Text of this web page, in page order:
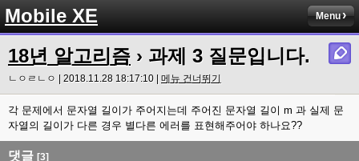
Mobile XE Menu
18년 알고리즘 › 과제 3 질문입니다.
ㄴㅇㄹㄴㅇ | 2018.11.28 18:17:10 | 메뉴 건너뛰기
각 문제에서 문자열 길이가 주어지는데 주어진 문자열 길이 m 과 실제 문
자열의 길이가 다른 경우 별다른 에러를 표현해주어야 하나요??
댓글 [3]